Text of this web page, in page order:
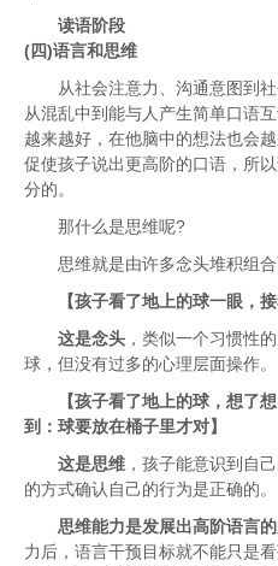
读语阶段
(四)语言和思维
从社会注意力、沟通意图到
从混乱中到能与人产生简单口语
越来越好，在他脑中的想法也会
促使孩子说出更高阶的口语，所
分的。
那什么是思维呢?
思维就是由许多念头堆积组
【孩子看了地上的球一眼，
这是念头 ，类似一个习惯性
球，但没有过多的心理层面操作。
【孩子看了地上的球，想了
到：球要放在桶子里才对】
这是思维 ，孩子能意识到自
的方式确认自己的行为是正确的。
思维能力是发展出高阶语言
力后，语言干预目标就不能只是